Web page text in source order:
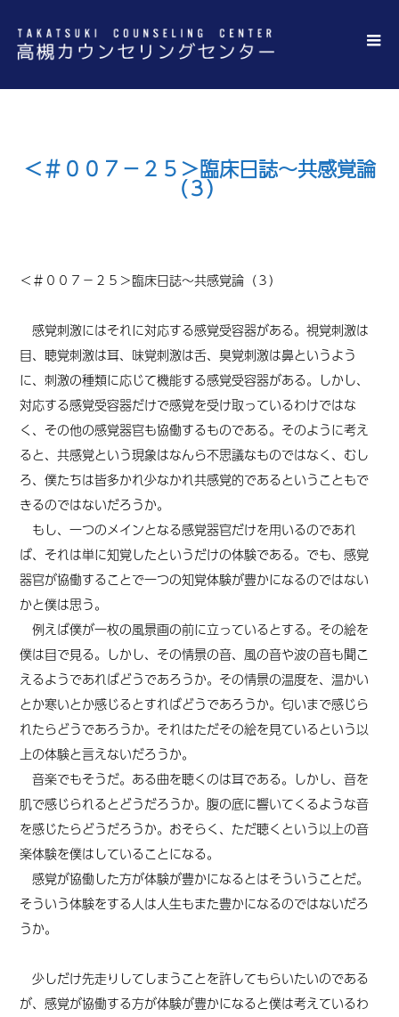
＜＃００７－２５＞臨床日誌～共感覚論
（３）
＜＃ ００７－２５＞臨床日誌～共感覚論（３）
感覚刺激にはそれに対応する感覚受容器がある。視覚刺激は
目、聴覚刺激は耳、味覚刺激は舌、臭覚刺激は鼻というよう
に、刺激の種類に応じて機能する感覚受容器がある。しかし、
対応する感覚受容器だけで感覚を受け取っているわけではな
く、その他の感覚器官も協働するものである。そのように考え
ると、共感覚という現象はなんら不思議なものではなく、むし
ろ、僕たちは皆多かれ少なかれ共感覚的であるということもで
きるのではないだろうか。
もし、一つのメインとなる感覚器官だけを用いるのであれ
ば、それは単に知覚したというだけの体験である。でも、感覚
器官が協働することで一つの知覚体験が豊かになるのではない
かと僕は思う。
例えば僕が一枚の風景画の前に立っているとする。その絵を
僕は目で見る。しかし、その情景の音、風の音や波の音も聞こ
えるようであればどうであろうか。その情景の温度を、温かい
とか寒いとか感じるとすればどうであろうか。匂いまで感じら
れたらどうであろうか。それはただその絵を見ているという以
上の体験と言えないだろうか。
音楽でもそうだ。ある曲を聴くのは耳である。しかし、音を
肌で感じられるとどうだろうか。腹の底に響いてくるような音
を感じたらどうだろうか。おそらく、ただ聴くという以上の音
楽体験を僕はしていることになる。
感覚が協働した方が体験が豊かになるとはそういうことだ。
そういう体験をする人は人生もまた豊かになるのではないだろ
うか。
少しだけ先走りしてしまうことを許してもらいたいのである
が、感覚が協働する方が体験が豊かになると僕は考えているわ